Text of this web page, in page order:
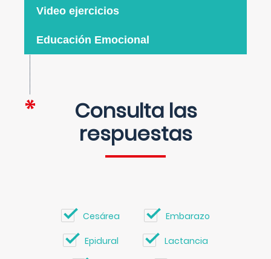
Video ejercicios
Educación Emocional
Consulta las
respuestas
Cesárea Embarazo
Epidural Lactancia